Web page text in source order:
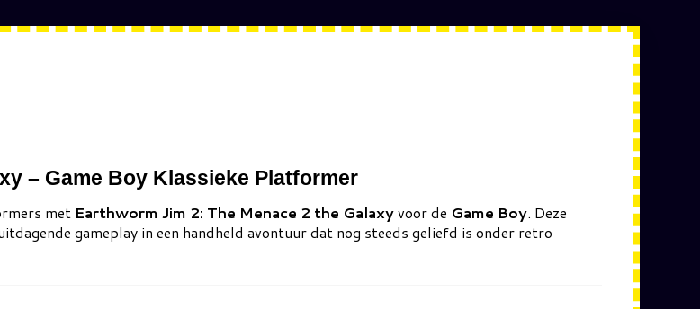
– Game Boy Klassieke Platformer
met Earthworm Jim 2: The Menace 2 the Galaxyvoor de Game Boy. Deze
gameplay in een handheld avontuur dat nog steeds geliefd is onder retro